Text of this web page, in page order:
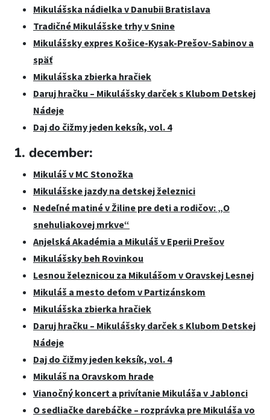
Mikulášska nádielka v Danubii Bratislava
Tradičné Mikulášske trhy v Snine
Mikulášsky expres Košice-Kysak-Prešov-Sabinov a
späť
Mikulášska zbierka hračiek
Daruj hračku – Mikulášsky darček s Klubom Detskej
Nádeje
Daj do čižmy jeden keksík, vol. 4
1. december:
Mikuláš v MC Stonožka
Mikulášske jazdy na detskej železnici
Nedeľné matiné v Žiline pre deti a rodičov: „O
snehuliakovej mrkve“
Anjelská Akadémia a Mikuláš v Eperii Prešov
Mikulášsky beh Rovinkou
Lesnou železnicou za Mikulášom v Oravskej Lesnej
Mikuláš a mesto deťom v Partizánskom
Mikulášska zbierka hračiek
Daruj hračku – Mikulášsky darček s Klubom Detskej
Nádeje
Daj do čižmy jeden keksík, vol. 4
Mikuláš na Oravskom hrade
Vianočný koncert a privítanie Mikuláša v Jablonci
O sedliačke darebáčke – rozprávka pre Mikuláša vo